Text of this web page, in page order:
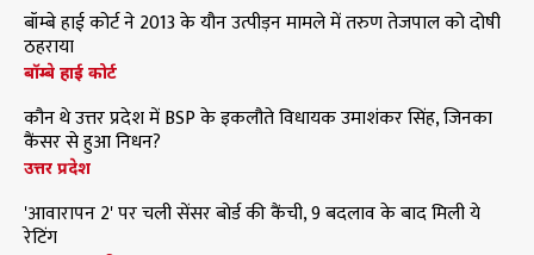
बॉम्बे हाई कोर्ट ने 2013 के यौन उत्पीड़न मामले में तरुण तेजपाल को दोषी
ठहराया
बॉम्बे हाई कोर्ट
कौन थे उत्तर प्रदेश में BSP के इकलौते विधायक उमाशंकर सिंह, जिनका
कैंसर से हुआ निधन?
उत्तर प्रदेश
'आवारापन 2' पर चली सेंसर बोर्ड की कैंची, 9 बदलाव के बाद मिली ये
रेटिंग